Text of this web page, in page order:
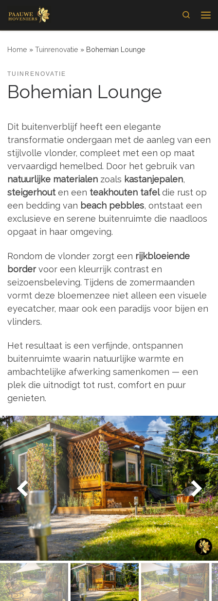
Skip to content
Search
Home » Tuinrenovatie » Bohemian Lounge
TUINRENOVATIE
Bohemian Lounge
Dit buitenverblijf heeft een elegante
transformatie ondergaan met de aanleg van een
stijlvolle vlonder, compleet met een op maat
vervaardigd hemelbed. Door het gebruik van
natuurlijke materialen zoals kastanjepalen,
steigerhouten een teakhouten tafeldie rust op
een bedding van beach pebbles, ontstaat een
exclusieve en serene buitenruimte die naadloos
opgaat in haar omgeving.
Rondom de vlonder zorgt een rijkbloeiende
bordervoor een kleurrijk contrast en
seizoensbeleving. Tijdens de zomermaanden
vormt deze bloemenzee niet alleen een visuele
eyecatcher, maar ook een paradijs voor bijen en
vlinders.
Het resultaat is een verfijnde, ontspannen
buitenruimte waarin natuurlijke warmte en
ambachtelijke afwerking samenkomen — een
plek die uitnodigt tot rust, comfort en puur
genieten.